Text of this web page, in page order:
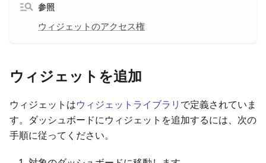
参照
ウィジェットのアクセス権
ウィジェットを追加
ウィジェットはウィジェットライブラリ で定義されていま
す。ダッシュボードにウィジェットを追加するには、次の
手順に従ってください。